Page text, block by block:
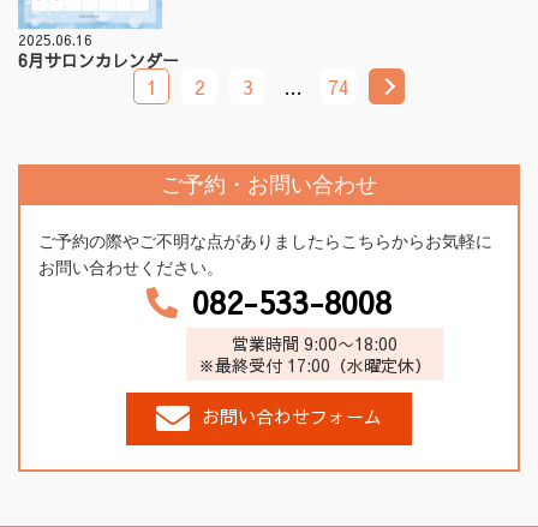
2025.06.16
6月サロンカレンダー
1 2 3 … 74
ご予約・お問い合わせ
ご予約の際やご不明な点がありましたらこちらからお気軽に
お問い合わせください。
082-533-8008
営業時間 9:00〜18:00
※最終受付 17:00（水曜定休）
お問い合わせフォーム